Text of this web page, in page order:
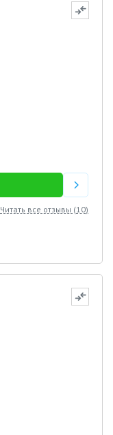
Читать все отзывы (10)